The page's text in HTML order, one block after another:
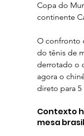
Copa do
continente
O confronto
do tênis de
derrotado o
agora o
direto para 5
Contexto
mesa